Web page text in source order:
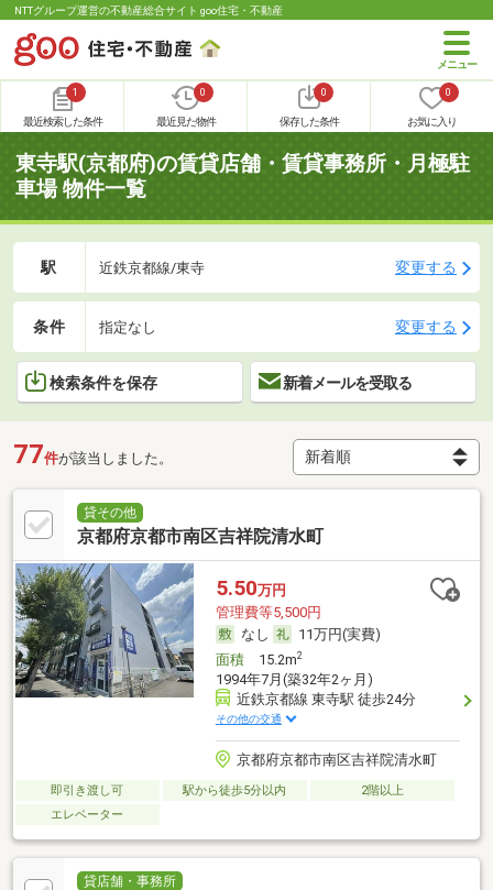
NTTグループ運営の不動産総合サイト goo住宅・不動産
1
最近検索した条件
0
最近見た物件
0
保存した条件
0
お気に入り
東寺駅(京都府)の賃貸店舗・賃貸事務所・月極駐
車場 物件一覧
駅 近鉄京都線/東寺 変更する
条件 指定なし 変更する
検索条件を保存 新着メールを受取る
77件が該当しました。
貸その他
京都府京都市南区吉祥院清水町
5.50万円
管理費等5,500円
なし
11万円(実費)
面積15.2m2
1994年7月(築32年2ヶ月)
近鉄京都線 東寺駅 徒歩24分
その他の交通
京都府京都市南区吉祥院清水町
即引き渡し可 駅から徒歩5分以内
2階以上
エレベーター
貸店舗・事務所